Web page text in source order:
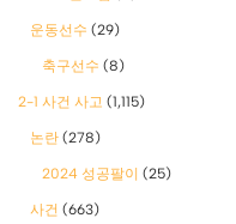
운동선수 (29)
축구선수 (8)
2-1 사건 사고 (1,115)
논란 (278)
2024 성공팔이 (25)
사건 (663)